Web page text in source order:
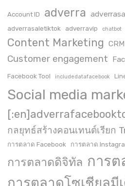
Account ID adverra
adverrasaletiktok adverravip chatbot
Content Marketing CRM
Customer engagement
Facebook Tool includedatafacebook
Social media
กลยุทธ์สร้างคอนเทนต์เรียก
การตลาด Facebook การตลาด
การตลาดดิจิทัล การ
การตลาดโซเชียลมี